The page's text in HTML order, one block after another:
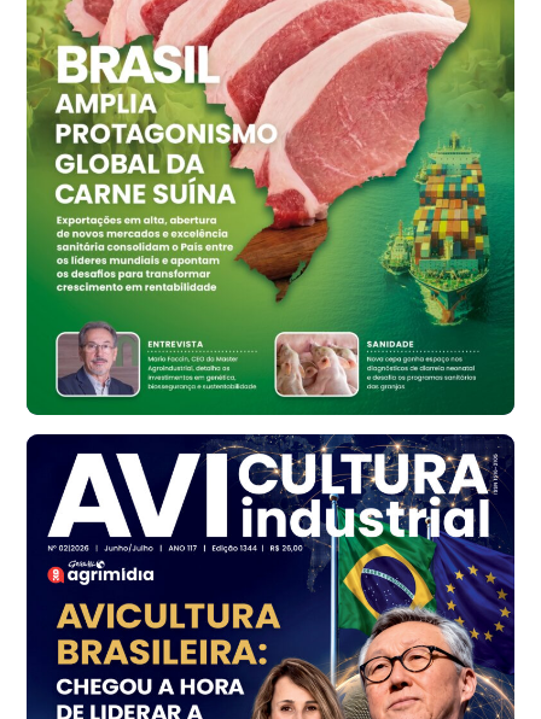
R$ 155,59
cx
Ovo Vermelho - Regional
Vermelho
R$ 159,31
cx
Ovo Branco - Regional
Bastos (SP)
R$ 134,40
cx
Ovo Vermelho - Regional
Bastos (SP)
R$ 147,87
cx
Frango - Indicador
R$ 7,13
kg
Frango - Indicador
R$ 7,15
kg
Trigo Atacado - Regional